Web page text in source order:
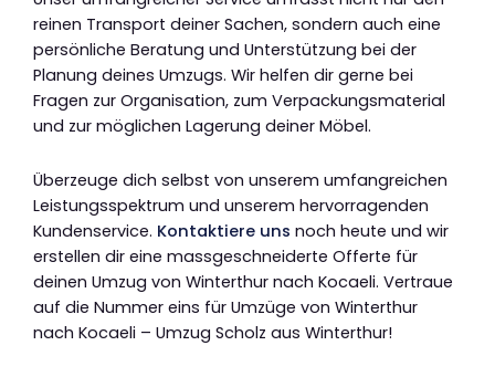
reinen Transport deiner Sachen, sondern auch eine
persönliche Beratung und Unterstützung bei der
Planung deines Umzugs. Wir helfen dir gerne bei
Fragen zur Organisation, zum Verpackungsmaterial
und zur möglichen Lagerung deiner Möbel.
Überzeuge dich selbst von unserem umfangreichen
Leistungsspektrum und unserem hervorragenden
Kundenservice. Kontaktiere uns noch heute und wir
erstellen dir eine massgeschneiderte Offerte für
deinen Umzug von Winterthur nach Kocaeli. Vertraue
auf die Nummer eins für Umzüge von Winterthur
nach Kocaeli – Umzug Scholz aus Winterthur!